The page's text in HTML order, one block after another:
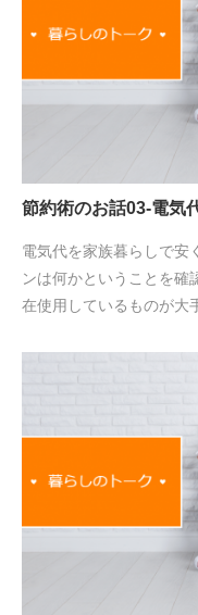
節約術のお話03-電気
電気代を家族暮らしで安
ンは何かということを確
在使用しているものが大